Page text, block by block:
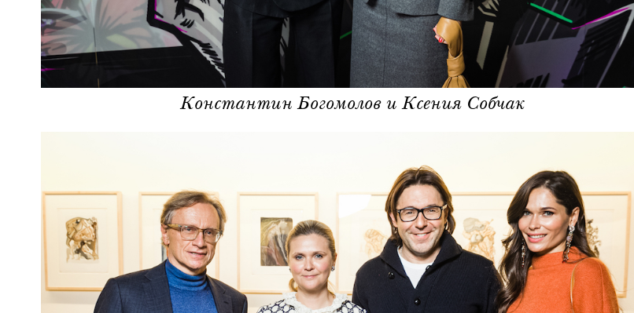
Константин Богомолов и Ксения Собчак